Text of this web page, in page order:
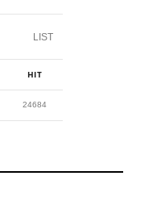
LIST
HIT
24684